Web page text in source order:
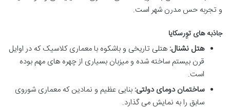
و تجربه حس مدرن شهر است.
جاذبه های توِرسکایا
هتل نشنال: هتلی تاریخی و باشکوه با معماری کلاسیک که در اوایل
قرن بیستم ساخته شده و میزبان بسیاری از چهره های مهم بوده
است.
ساختمان دومای دولتی: بنایی عظیم و نمادین که معماری شوروی
سابق را به نمایش می گذارد.